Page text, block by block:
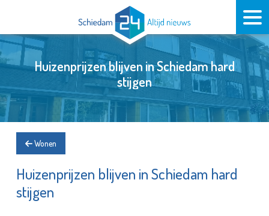
Huizenprijzen blijven in Schiedam hard
stijgen
Wonen
Huizenprijzen blijven in Schiedam hard
stijgen